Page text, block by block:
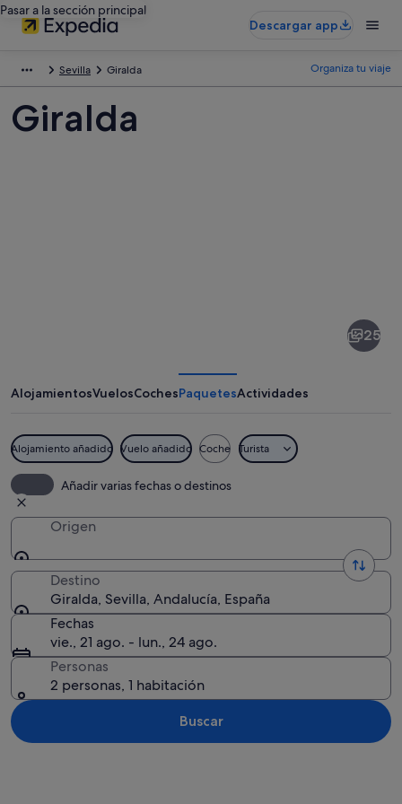
Pasar a la sección principal
Descargar app
Sevilla Giralda Organiza tu viaje
Giralda
25
AlojamientosVuelosCochesPaquetesActividades
Alojamiento añadido Vuelo añadido Coche Turista
Añadir varias fechas o destinos
Origen
Destino
Giralda, Sevilla, Andalucía, España
Fechas
vie., 21 ago. - lun., 24 ago.
Personas
2 personas, 1 habitación
Buscar